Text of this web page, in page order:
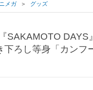
メガ ＞ グッズ
SAKAMOTO DAYS
ろし等身「カンフ